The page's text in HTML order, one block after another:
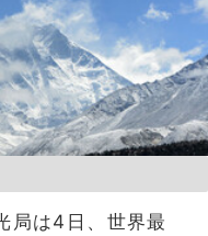
局は4日、世界最